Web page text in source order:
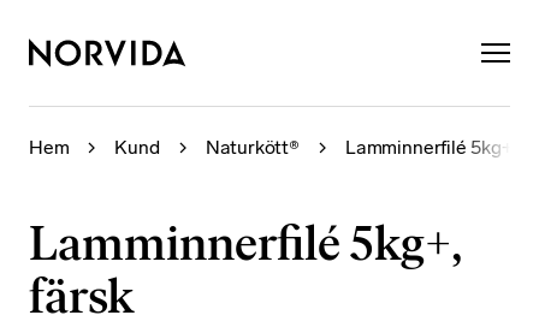
Hem Kund Naturkött® Lamminnerfilé 5kg+,
Lamminnerfilé 5kg+,
färsk